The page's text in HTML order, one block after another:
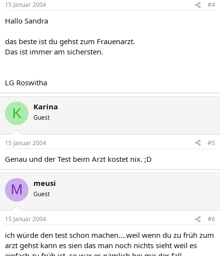
15 Januar 2004 #4
Hallo Sandra
das beste ist du gehst zum Frauenarzt.
Das ist immer am sichersten.
LG Roswitha
K Karina
Guest
15 Januar 2004 #5
Genau und der Test beim Arzt kostet nix. ;D
M meusi
Guest
15 Januar 2004 #6
ich würde den test schon machen....weil wenn du zu früh zum
arzt gehst kann es sien das man noch nichts sieht weil es